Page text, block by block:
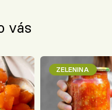
vás
ZELENINA